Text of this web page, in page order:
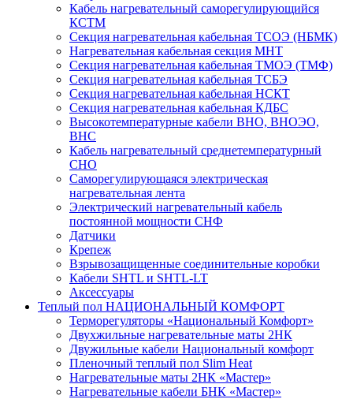
Кабель нагревательный саморегулирующийся
КСТМ
Секция нагревательная кабельная ТСОЭ (НБМК)
Нагревательная кабельная секция МНТ
Секция нагревательная кабельная ТМОЭ (ТМФ)
Секция нагревательная кабельная ТСБЭ
Секция нагревательная кабельная НСКТ
Секция нагревательная кабельная КДБС
Высокотемпературные кабели ВНО, ВНОЭО,
ВНС
Кабель нагревательный среднетемпературный
СНО
Саморегулирующаяся электрическая
нагревательная лента
Электрический нагревательный кабель
постоянной мощности СНФ
Датчики
Крепеж
Взрывозащищенные соединительные коробки
Кабели SHTL и SHTL-LT
Аксессуары
Теплый пол НАЦИОНАЛЬНЫЙ КОМФОРТ
Терморегуляторы «Национальный Комфорт»
Двухжильные нагревательные маты 2НК
Двужильные кабели Национальный комфорт
Пленочный теплый пол Slim Heat
Нагревательные маты 2НК «Мастер»
Нагревательные кабели БНК «Мастер»